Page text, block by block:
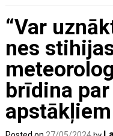
“Var
nes
brīdina